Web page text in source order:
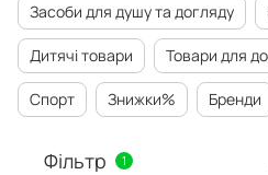
Засоби для душу та догляду
Дитячі товари Товари для
Спорт Знижки% Бренди
Фільтр 1